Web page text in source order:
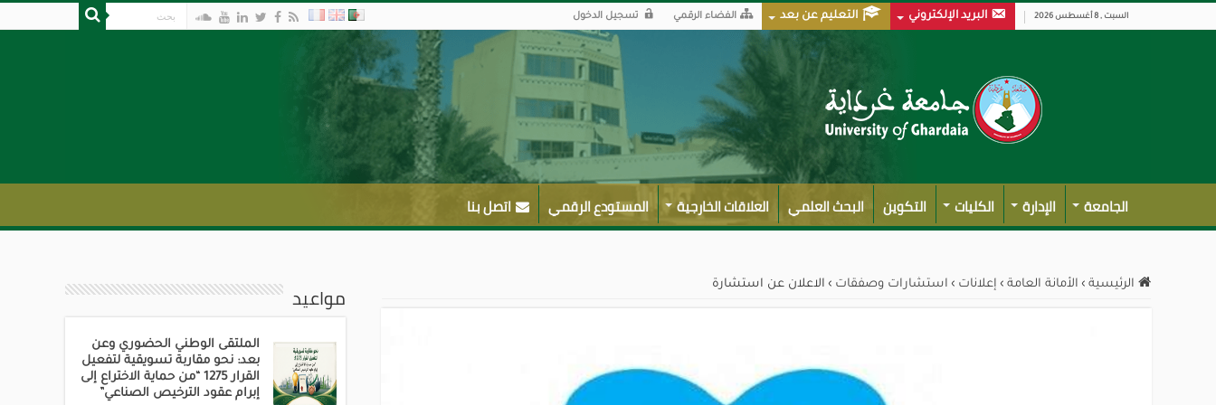
السبت , 8 أغسطس 2026 البريد الإلكتروني التعليم عن بعد الفضاء الرقمي تسجيل الدخول
الجامعة الإدارة الكليات التكوين البحث العلمي العلاقات الخارجية المستودع الرقمي اتصل بنا
الرئيسية › الأمانة العامة › إعلانات › استشارات وصفقات › الاعلان عن استشارة مواعيد
الملتقى الوطني الحضوري وعن
بعد: نحو مقاربة تسويقية لتفعيل
القرار 1275 “من حماية الاختراع إلى
إبرام عقود الترخيص الصناعي”